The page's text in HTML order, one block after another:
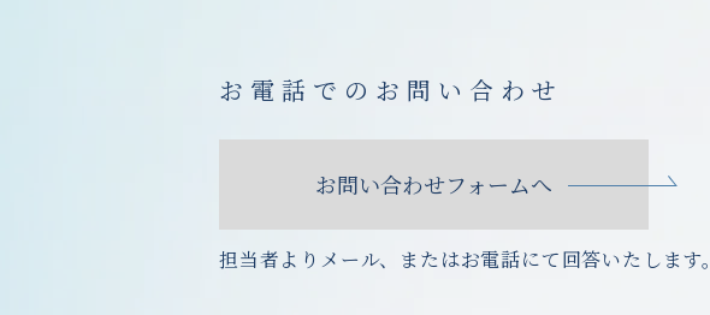
お電話でのお問い合わせ
お問い合わせフォームへ
担当者よりメール、またはお電話にて回答いたします。